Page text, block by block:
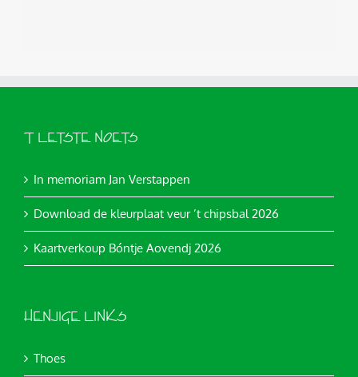
’T LETSTE NOETS
In memoriam Jan Verstappen
Download de kleurplaat veur ’t chipsbal 2026
Kaartverkoup Bóntje Aovendj 2026
HENJIGE LINKS
Thoes